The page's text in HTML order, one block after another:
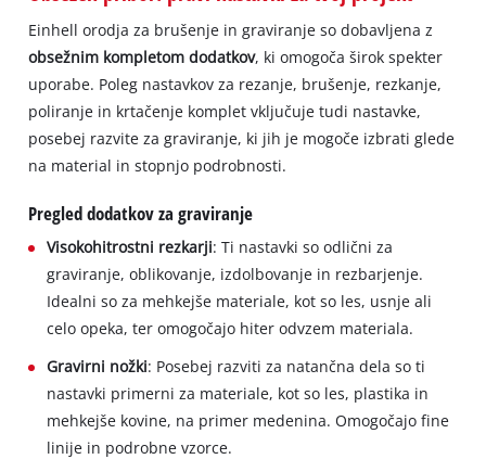
Einhell orodja za brušenje in graviranje so dobavljena z
obsežnim kompletom dodatkov, ki omogoča širok spekter
uporabe. Poleg nastavkov za rezanje, brušenje, rezkanje,
poliranje in krtačenje komplet vključuje tudi nastavke,
posebej razvite za graviranje, ki jih je mogoče izbrati glede
na material in stopnjo podrobnosti.
Pregled dodatkov za graviranje
Visokohitrostni rezkarji: Ti nastavki so odlični za
graviranje, oblikovanje, izdolbovanje in rezbarjenje.
Idealni so za mehkejše materiale, kot so les, usnje ali
celo opeka, ter omogočajo hiter odvzem materiala.
Gravirni nožki: Posebej razviti za natančna dela so ti
nastavki primerni za materiale, kot so les, plastika in
mehkejše kovine, na primer medenina. Omogočajo fine
linije in podrobne vzorce.